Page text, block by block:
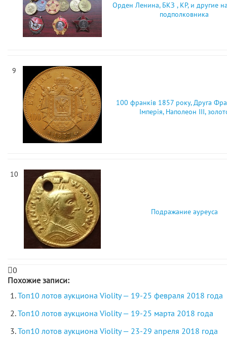
Орден Ленина, БКЗ , КР, и другие
подполковника
9
100 франків 1857 року, Друга
Імперія, Наполеон ІІІ,
10
Подражание ауреуса
0
Похожие записи:
Топ10 лотов аукциона Violity — 19-25 февраля 2018 года
Топ10 лотов аукциона Violity — 19-25 марта 2018 года
Топ10 лотов аукциона Violity — 23-29 апреля 2018 года